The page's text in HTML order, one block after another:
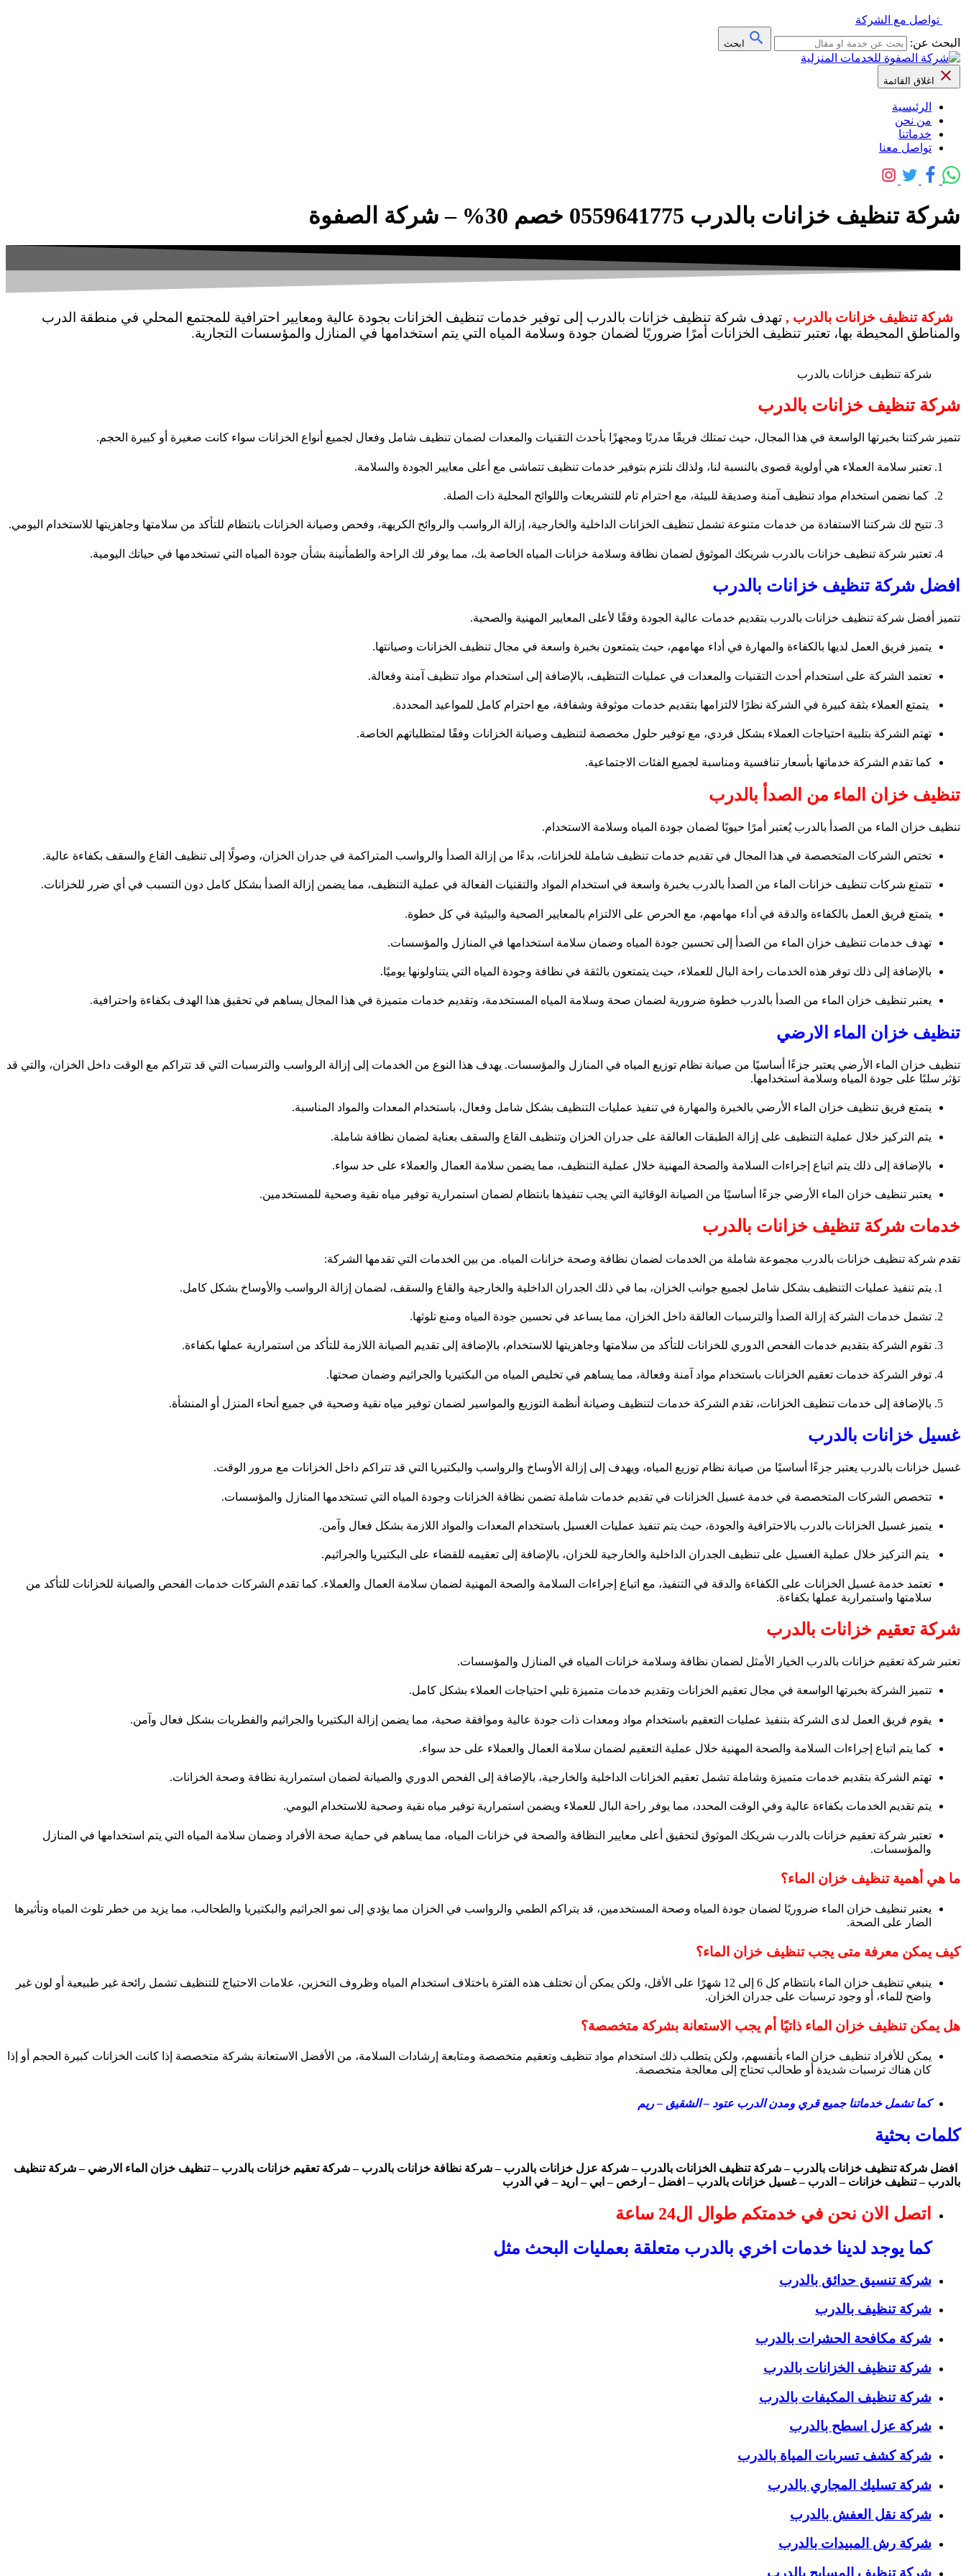
تواصل مع الشركة
البحث عن:
ابحث
اغلاق القائمة
الرئيسية
من نحن
خدماتنا
تواصل معنا
شركة تنظيف خزانات بالدرب 0559641775 خصم 30% – شركة الصفوة
شركة تنظيف خزانات بالدرب , تهدف شركة تنظيف خزانات بالدرب إلى توفير خدمات تنظيف الخزانات بجودة عالية ومعايير احترافية للمجتمع المحلي في منطقة الدرب
والمناطق المحيطة بها، تعتبر تنظيف الخزانات أمرًا ضروريًا لضمان جودة وسلامة المياه التي يتم استخدامها في المنازل والمؤسسات التجارية.
شركة تنظيف خزانات بالدرب
شركة تنظيف خزانات بالدرب
تتميز شركتنا بخبرتها الواسعة في هذا المجال، حيث تمتلك فريقًا مدربًا ومجهزًا بأحدث التقنيات والمعدات لضمان تنظيف شامل وفعال لجميع أنواع الخزانات سواء كانت صغيرة أو كبيرة الحجم.
تعتبر سلامة العملاء هي أولوية قصوى بالنسبة لنا، ولذلك نلتزم بتوفير خدمات تنظيف تتماشى مع أعلى معايير الجودة والسلامة.
كما نضمن استخدام مواد تنظيف آمنة وصديقة للبيئة، مع احترام تام للتشريعات واللوائح المحلية ذات الصلة.
تتيح لك شركتنا الاستفادة من خدمات متنوعة تشمل تنظيف الخزانات الداخلية والخارجية، إزالة الرواسب والروائح الكريهة، وفحص وصيانة الخزانات بانتظام للتأكد من سلامتها وجاهزيتها للاستخدام اليومي.
تعتبر شركة تنظيف خزانات بالدرب شريكك الموثوق لضمان نظافة وسلامة خزانات المياه الخاصة بك، مما يوفر لك الراحة والطمأنينة بشأن جودة المياه التي تستخدمها في حياتك اليومية.
افضل شركة تنظيف خزانات بالدرب
تتميز أفضل شركة تنظيف خزانات بالدرب بتقديم خدمات عالية الجودة وفقًا لأعلى المعايير المهنية والصحية.
يتميز فريق العمل لديها بالكفاءة والمهارة في أداء مهامهم، حيث يتمتعون بخبرة واسعة في مجال تنظيف الخزانات وصيانتها.
تعتمد الشركة على استخدام أحدث التقنيات والمعدات في عمليات التنظيف، بالإضافة إلى استخدام مواد تنظيف آمنة وفعالة.
يتمتع العملاء بثقة كبيرة في الشركة نظرًا لالتزامها بتقديم خدمات موثوقة وشفافة، مع احترام كامل للمواعيد المحددة.
تهتم الشركة بتلبية احتياجات العملاء بشكل فردي، مع توفير حلول مخصصة لتنظيف وصيانة الخزانات وفقًا لمتطلباتهم الخاصة.
كما تقدم الشركة خدماتها بأسعار تنافسية ومناسبة لجميع الفئات الاجتماعية.
تنظيف خزان الماء من الصدأ بالدرب
تنظيف خزان الماء من الصدأ بالدرب يُعتبر أمرًا حيويًا لضمان جودة المياه وسلامة الاستخدام.
تختص الشركات المتخصصة في هذا المجال في تقديم خدمات تنظيف شاملة للخزانات، بدءًا من إزالة الصدأ والرواسب المتراكمة في جدران الخزان، وصولًا إلى تنظيف القاع والسقف بكفاءة عالية.
تتمتع شركات تنظيف خزانات الماء من الصدأ بالدرب بخبرة واسعة في استخدام المواد والتقنيات الفعالة في عملية التنظيف، مما يضمن إزالة الصدأ بشكل كامل دون التسبب في أي ضرر للخزانات.
يتمتع فريق العمل بالكفاءة والدقة في أداء مهامهم، مع الحرص على الالتزام بالمعايير الصحية والبيئية في كل خطوة.
تهدف خدمات تنظيف خزان الماء من الصدأ إلى تحسين جودة المياه وضمان سلامة استخدامها في المنازل والمؤسسات.
بالإضافة إلى ذلك توفر هذه الخدمات راحة البال للعملاء، حيث يتمتعون بالثقة في نظافة وجودة المياه التي يتناولونها يوميًا.
يعتبر تنظيف خزان الماء من الصدأ بالدرب خطوة ضرورية لضمان صحة وسلامة المياه المستخدمة، وتقديم خدمات متميزة في هذا المجال يساهم في تحقيق هذا الهدف بكفاءة واحترافية.
تنظيف خزان الماء الارضي
تنظيف خزان الماء الأرضي يعتبر جزءًا أساسيًا من صيانة نظام توزيع المياه في المنازل والمؤسسات. يهدف هذا النوع من الخدمات إلى إزالة الرواسب والترسبات التي قد تتراكم مع الوقت داخل الخزان، والتي قد
تؤثر سلبًا على جودة المياه وسلامة استخدامها.
يتمتع فريق تنظيف خزان الماء الأرضي بالخبرة والمهارة في تنفيذ عمليات التنظيف بشكل شامل وفعال، باستخدام المعدات والمواد المناسبة.
يتم التركيز خلال عملية التنظيف على إزالة الطبقات العالقة على جدران الخزان وتنظيف القاع والسقف بعناية لضمان نظافة شاملة.
بالإضافة إلى ذلك يتم اتباع إجراءات السلامة والصحة المهنية خلال عملية التنظيف، مما يضمن سلامة العمال والعملاء على حد سواء.
يعتبر تنظيف خزان الماء الأرضي جزءًا أساسيًا من الصيانة الوقائية التي يجب تنفيذها بانتظام لضمان استمرارية توفير مياه نقية وصحية للمستخدمين.
خدمات شركة تنظيف خزانات بالدرب
تقدم شركة تنظيف خزانات بالدرب مجموعة شاملة من الخدمات لضمان نظافة وصحة خزانات المياه. من بين الخدمات التي تقدمها الشركة:
يتم تنفيذ عمليات التنظيف بشكل شامل لجميع جوانب الخزان، بما في ذلك الجدران الداخلية والخارجية والقاع والسقف، لضمان إزالة الرواسب والأوساخ بشكل كامل.
تشمل خدمات الشركة إزالة الصدأ والترسبات العالقة داخل الخزان، مما يساعد في تحسين جودة المياه ومنع تلوثها.
تقوم الشركة بتقديم خدمات الفحص الدوري للخزانات للتأكد من سلامتها وجاهزيتها للاستخدام، بالإضافة إلى تقديم الصيانة اللازمة للتأكد من استمرارية عملها بكفاءة.
توفر الشركة خدمات تعقيم الخزانات باستخدام مواد آمنة وفعالة، مما يساهم في تخليص المياه من البكتيريا والجراثيم وضمان صحتها.
بالإضافة إلى خدمات تنظيف الخزانات، تقدم الشركة خدمات لتنظيف وصيانة أنظمة التوزيع والمواسير لضمان توفير مياه نقية وصحية في جميع أنحاء المنزل أو المنشأة.
غسيل خزانات بالدرب
غسيل خزانات بالدرب يعتبر جزءًا أساسيًا من صيانة نظام توزيع المياه، ويهدف إلى إزالة الأوساخ والرواسب والبكتيريا التي قد تتراكم داخل الخزانات مع مرور الوقت.
تتخصص الشركات المتخصصة في خدمة غسيل الخزانات في تقديم خدمات شاملة تضمن نظافة الخزانات وجودة المياه التي تستخدمها المنازل والمؤسسات.
يتميز غسيل الخزانات بالدرب بالاحترافية والجودة، حيث يتم تنفيذ عمليات الغسيل باستخدام المعدات والمواد اللازمة بشكل فعال وآمن.
يتم التركيز خلال عملية الغسيل على تنظيف الجدران الداخلية والخارجية للخزان، بالإضافة إلى تعقيمه للقضاء على البكتيريا والجراثيم.
تعتمد خدمة غسيل الخزانات على الكفاءة والدقة في التنفيذ، مع اتباع إجراءات السلامة والصحة المهنية لضمان سلامة العمال والعملاء. كما تقدم الشركات خدمات الفحص والصيانة للخزانات للتأكد من
سلامتها واستمرارية عملها بكفاءة.
شركة تعقيم خزانات بالدرب
تعتبر شركة تعقيم خزانات بالدرب الخيار الأمثل لضمان نظافة وسلامة خزانات المياه في المنازل والمؤسسات.
تتميز الشركة بخبرتها الواسعة في مجال تعقيم الخزانات وتقديم خدمات متميزة تلبي احتياجات العملاء بشكل كامل.
يقوم فريق العمل لدى الشركة بتنفيذ عمليات التعقيم باستخدام مواد ومعدات ذات جودة عالية وموافقة صحية، مما يضمن إزالة البكتيريا والجراثيم والفطريات بشكل فعال وآمن.
كما يتم اتباع إجراءات السلامة والصحة المهنية خلال عملية التعقيم لضمان سلامة العمال والعملاء على حد سواء.
تهتم الشركة بتقديم خدمات متميزة وشاملة تشمل تعقيم الخزانات الداخلية والخارجية، بالإضافة إلى الفحص الدوري والصيانة لضمان استمرارية نظافة وصحة الخزانات.
يتم تقديم الخدمات بكفاءة عالية وفي الوقت المحدد، مما يوفر راحة البال للعملاء ويضمن استمرارية توفير مياه نقية وصحية للاستخدام اليومي.
تعتبر شركة تعقيم خزانات بالدرب شريكك الموثوق لتحقيق أعلى معايير النظافة والصحة في خزانات المياه، مما يساهم في حماية صحة الأفراد وضمان سلامة المياه التي يتم استخدامها في المنازل
والمؤسسات.
ما هي أهمية تنظيف خزان الماء؟
يعتبر تنظيف خزان الماء ضروريًا لضمان جودة المياه وصحة المستخدمين، قد يتراكم الطمي والرواسب في الخزان مما يؤدي إلى نمو الجراثيم والبكتيريا والطحالب، مما يزيد من خطر تلوث المياه وتأثيرها
الضار على الصحة.
كيف يمكن معرفة متى يجب تنظيف خزان الماء؟
ينبغي تنظيف خزان الماء بانتظام كل 6 إلى 12 شهرًا على الأقل، ولكن يمكن أن تختلف هذه الفترة باختلاف استخدام المياه وظروف التخزين، علامات الاحتياج للتنظيف تشمل رائحة غير طبيعية أو لون غير
واضح للماء، أو وجود ترسبات على جدران الخزان.
هل يمكن تنظيف خزان الماء ذاتيًا أم يجب الاستعانة بشركة متخصصة؟
يمكن للأفراد تنظيف خزان الماء بأنفسهم، ولكن يتطلب ذلك استخدام مواد تنظيف وتعقيم متخصصة ومتابعة إرشادات السلامة، من الأفضل الاستعانة بشركة متخصصة إذا كانت الخزانات كبيرة الحجم أو إذا
كان هناك ترسبات شديدة أو طحالب تحتاج إلى معالجة متخصصة.
كما تشمل خدماتنا جميع قري ومدن الدرب عتود – الشقيق – ريم
كلمات بحثية
افضل شركة تنظيف خزانات بالدرب – شركة تنظيف الخزانات بالدرب – شركة عزل خزانات بالدرب – شركة نظافة خزانات بالدرب – شركة تعقيم خزانات بالدرب – تنظيف خزان الماء الارضي – شركة تنظيف
بالدرب – تنظيف خزانات – الدرب – غسيل خزانات بالدرب – افضل – ارخص – ابي – اريد – في الدرب
اتصل الان نحن في خدمتكم طوال ال24 ساعة
كما يوجد لدينا خدمات اخري بالدرب متعلقة بعمليات البحث مثل
شركة تنسيق حدائق بالدرب
شركة تنظيف بالدرب
شركة مكافحة الحشرات بالدرب
شركة تنظيف الخزانات بالدرب
شركة تنظيف المكيفات بالدرب
شركة عزل اسطح بالدرب
شركة كشف تسربات المياة بالدرب
شركة تسليك المجاري بالدرب
شركة نقل العفش بالدرب
شركة رش المبيدات بالدرب
شركة تنظيف المسابح بالدرب